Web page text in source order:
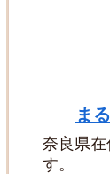
ま
奈良県
す。